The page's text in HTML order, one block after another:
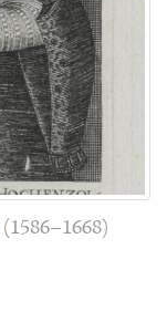
(1586–1668)